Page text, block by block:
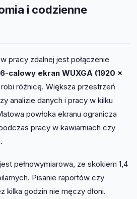
i codzienne
pracy zdalnej jest połączenie
calowy ekran WUXGA (1920 ×
różnicę. Większa przestrzeń
analizie danych i pracy w kilku
powłoka ekranu ogranicza
pracy w kawiarniach czy
pełnowymiarowa, ze skokiem 1,4
Pisanie raportów czy
kilka godzin nie męczy dłoni.